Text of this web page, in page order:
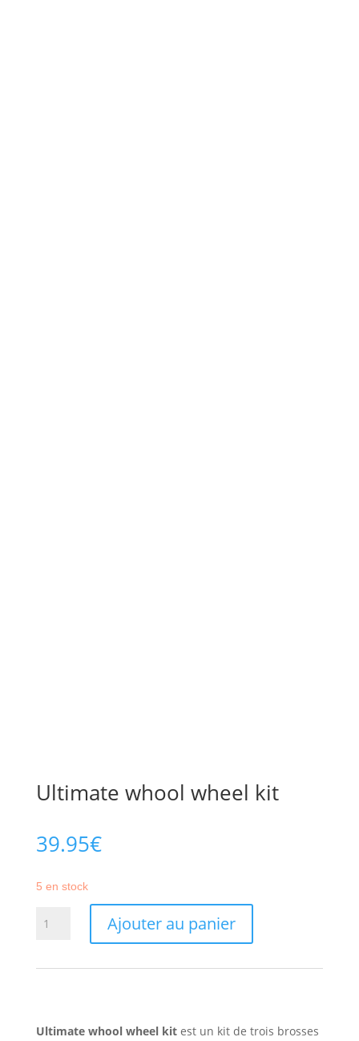
Ultimate whool wheel kit
39.95€
5 en stock
whool
Ajouter au panier
Ultimate whool wheel kit est un kit de trois brosses